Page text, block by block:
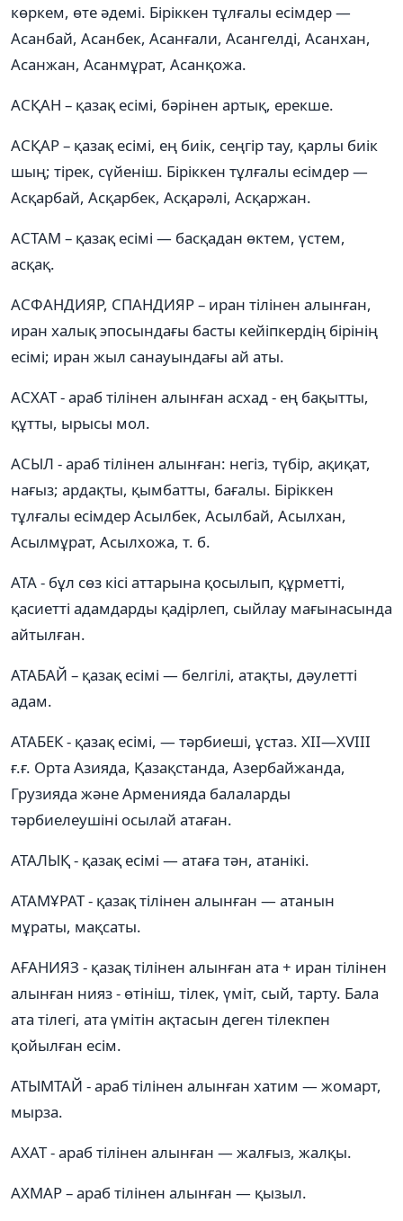
көркем, өте әдемі. Біріккен тұлғалы есімдер —
Асанбай, Асанбек, Асанғали, Асангелді, Асанхан,
Асанжан, Асанмұрат, Асанқожа.
АСҚАН – қазақ есімі, бәрінен артық, ерекше.
АСҚАР – қазақ есімі, ең биік, сеңгір тау, қарлы биік
шың; тірек, сүйеніш. Біріккен тұлғалы есімдер —
Асқарбай, Асқарбек, Асқарәлі, Асқаржан.
АСТАМ – қазақ есімі — басқадан өктем, үстем,
асқақ.
АСФАНДИЯР, СПАНДИЯР – иран тілінен алынған,
иран халық эпосындағы басты кейіпкердің бірінің
есімі; иран жыл санауындағы ай аты.
АСХАТ - араб тілінен алынған асхад - ең бақытты,
құтты, ырысы мол.
АСЫЛ - араб тілінен алынған: негіз, түбір, ақиқат,
нағыз; ардақты, қымбатты, бағалы. Біріккен
тұлғалы есімдер Асылбек, Асылбай, Асылхан,
Асылмұрат, Асылхожа, т. б.
АТА - бұл сөз кісі аттарына қосылып, құрметті,
қасиетті адамдарды қадірлеп, сыйлау мағынасында
айтылған.
АТАБАЙ – қазақ есімі — белгілі, атақты, дәулетті
адам.
АТАБЕК - қазақ есімі, — тәрбиеші, ұстаз. XII—XVIII
ғ.ғ. Орта Азияда, Қазақстанда, Азербайжанда,
Грузияда және Арменияда балаларды
тәрбиелеушіні осылай атаған.
АТАЛЫҚ - қазақ есімі — атаға тән, атанікі.
АТАМҰРАТ - қазақ тілінен алынған — атанын
мұраты, мақсаты.
АҒАНИЯЗ - қазақ тілінен алынған ата + иран тілінен
алынған нияз - өтініш, тілек, үміт, сый, тарту. Бала
ата тілегі, ата үмітін ақтасын деген тілекпен
қойылған есім.
АТЫМТАЙ - араб тілінен алынған хатим — жомарт,
мырза.
АХАТ - араб тілінен алынған — жалғыз, жалқы.
АХМАР – араб тілінен алынған — қызыл.